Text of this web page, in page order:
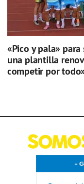
«Pico y pala»
una plantilla
competir por